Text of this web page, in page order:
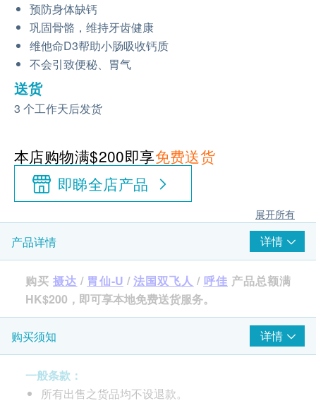
预防身体缺钙
巩固骨骼，维持牙齿健康
维他命D3帮助小肠吸收钙质
不会引致便秘、胃气
送货
3 个工作天后发货
本店购物满$200即享免费送货
即睇全店产品
展开所有
产品详情 详情
购买摄达 / 胃仙-U /法国双飞人 / 呼佳 产品总额满
HK$200，即可享本地免费送货服务。
品牌
摄达
包装
购买须知 详情
一般条款：
所有出售之货品均不设退款。